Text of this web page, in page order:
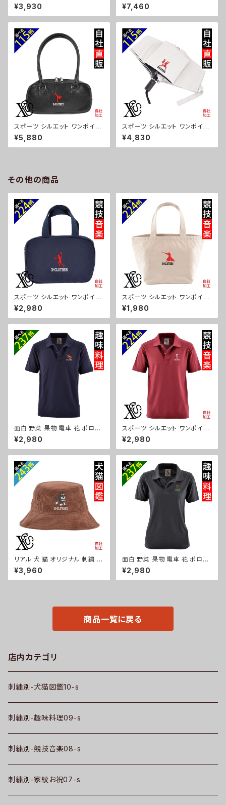
ト 刺繍保冷保温 ランチバッグ
買い物バッグ トートバッグ レディ
ース メンズ おしゃれ 雑貨 グッ
部活 野球 サッカー バスケ テニ
ス 和太鼓 大相撲 ori-a-bg17
9-b08-s
¥3,930
ト 刺繍撥水 リュック レディース
大容量 8ポケット ナイロン 軽量
軽い おしゃれ 雑貨 グッズ 自社
野球 サッカー バスケ テニス 和
太鼓 大相撲 ori-a-bg178-b0
8-s
¥7,460
スポーツ シルエット ワンポイン
ト 刺繍上品なシボ感 横長ショル
ダーバッグ レディース ミニボス
トン 軽量 雑貨 グッズ 自社ブラ
¥5,880
スポーツ シルエット ワンポイン
ト 刺繍【形状記憶+自動開閉】
折りたたみ傘 レディース メンズ
55cm 晴雨兼用 UVカット99.
¥4,830
その他の商品
スポーツ シルエット ワンポイン
ト 刺繍 保温保冷ミニバッグ エ
コバッグ 軽量 バッグインバッグ
レディース メンズ 雑貨 グッズ
卒団 サッカー バスケ テニス 誕
生日 クリスマス ori-a-bg115-
b08-s
¥2,980
スポーツ シルエット ワンポイン
ト 刺繍 ミニトートバッグ レディ
ース キッズ メンズ キャンバス オ
リジナル 小さめ 帆布 おしゃれ
ミニバッグ 軽量 子供 グレー グ
ッズ 文字 面白い おもしろ 卒団
記念品 部活 卒業 ori-aw-bag
2-g08-s
¥1,980
面白 野菜 果物 電車 花 ポロシ
ャツ リアル 刺繍 プレゼント 半
袖 メンズ オリジナル 無地 ワン
ポイント ロゴ おしゃれ ゴルフ
ズ ori-am-poh2-b09-s
¥2,980
スポーツ シルエット ワンポイン
ト 刺繍 半袖 ポロシャツ メンズ
オリジナル 無地 ロゴ おしゃれ
ゴルフ 吸汗速乾 赤 レッド ワイ
ズ 文字 面白い おもしろ 卒団
記念品 部活 卒業 ori-am-poh
2-r08-s
¥2,980
リアル 犬 猫 オリジナル 刺繍 ワ
ンポイント コーデュロイ バケッ
トハット メンズ レディース 帽子
自社ブランド ロゴ グッズ 柄 誕
¥3,960
面白 野菜 果物 電車 花 ポロシ
ャツ リアル 刺繍 プレゼント 半
袖 レディース オリジナル 無地
ワンポイント ロゴ おしゃれ ゴル
¥2,980
商品一覧に戻る
店内カテゴリ
刺繍別-犬猫図鑑10-s
刺繍別-趣味料理09-s
刺繍別-競技音楽08-s
刺繍別-家紋お祝07-s